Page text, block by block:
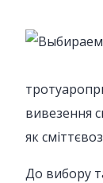
вивезення
як
До вибору